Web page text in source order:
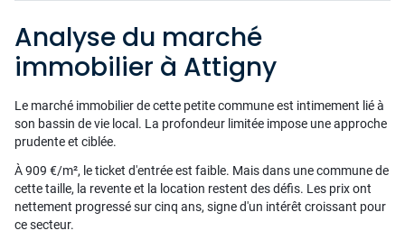
Analyse du marché
immobilier à Attigny
Le marché immobilier de cette petite commune est intimement lié à
son bassin de vie local. La profondeur limitée impose une approche
prudente et ciblée.
À 909 €/m², le ticket d'entrée est faible. Mais dans une commune de
cette taille, la revente et la location restent des défis. Les prix ont
nettement progressé sur cinq ans, signe d'un intérêt croissant pour
ce secteur.